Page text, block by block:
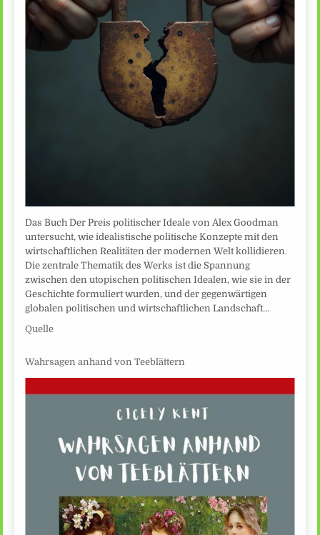
Das Buch Der Preis politischer Ideale von Alex Goodman
untersucht, wie idealistische politische Konzepte mit den
wirtschaftlichen Realitäten der modernen Welt kollidieren.
Die zentrale Thematik des Werks ist die Spannung
zwischen den utopischen politischen Idealen, wie sie in der
Geschichte formuliert wurden, und der gegenwärtigen
globalen politischen und wirtschaftlichen Landschaft…
Quelle
Wahrsagen anhand von Teeblättern